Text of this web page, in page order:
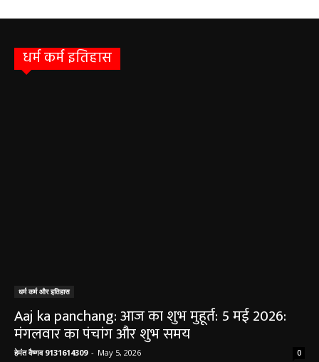
धर्म कर्म इतिहास
धर्म कर्म और इतिहास
Aaj ka panchang: आज का शुभ मुहूर्त: 5 मई 2026:
मंगलवार का पंचांग और शुभ समय
हेमंत वैष्णव 9131614309 - May 5, 2026 0